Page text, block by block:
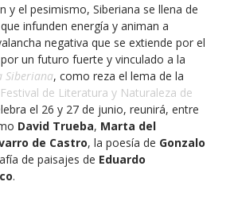
y el pesimismo, Siberiana se llena de
infunden energía y animan a
negativa que se extiende por el
un futuro fuerte y vinculado a la
Siberiana, como reza el lema de la
Festival de Literatura y Naturaleza de
el 26 y 27 de junio, reunirá, entre
David Trueba, Marta del
de Castro, la poesía de Gonzalo
de paisajes de Eduardo
.